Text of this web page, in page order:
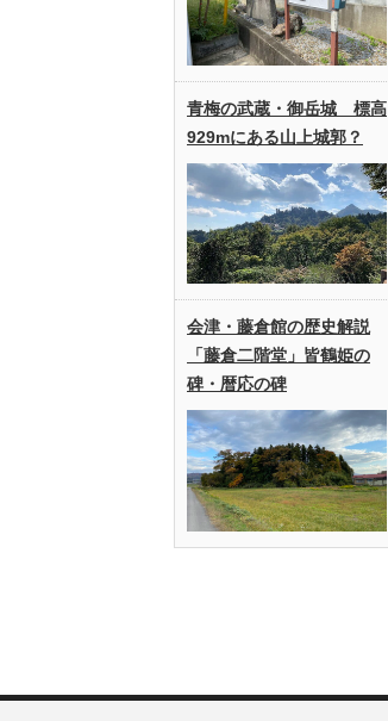
青梅の武蔵・御岳城 標高
929mにある山上城郭？
会津・藤倉館の歴史解説
「藤倉二階堂」皆鶴姫の
碑・暦応の碑